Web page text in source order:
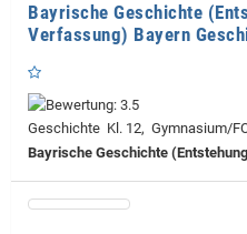
Bayrische Geschichte
Verfassung) Bayern
Geschichte Kl. 12, Gymnasium/
Bayrische Geschichte